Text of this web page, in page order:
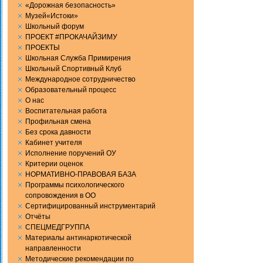
«Дорожная безопасность»
Музей«Истоки»
Школьный форум
ПРОЕКТ #ПРОКАЧАЙЗИМУ
ПРОЕКТЫ
Школьная Служба Примирения
Школьный Спортивный Клуб
Международное сотрудничество
Образовательный процесс
О нас
Воспитательная работа
Профильная смена
Без срока давности
Кабинет учителя
Исполнение поручений ОУ
Критерии оценок
НОРМАТИВНО-ПРАВОВАЯ БАЗА
Программы психологического
сопровождения в ОО
Сертифицированный инструментарий
Отчёты
СПЕЦМЕДГРУППА
Материалы антинаркотической
направленности
Методические рекомендации по